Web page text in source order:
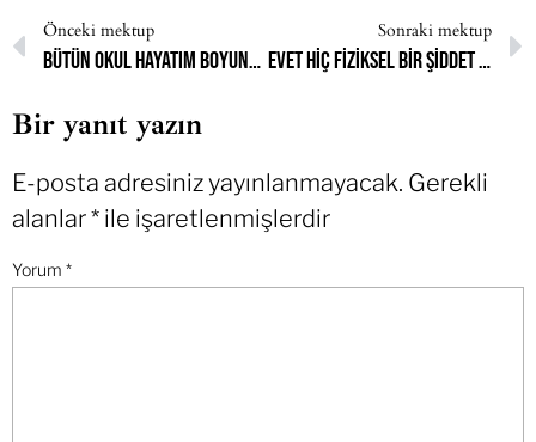
Önceki mektup
Bütün okul hayatım boyunca dışlandım ve zorbalık da gördüm
Sonraki mektup
Evet hiç fiziksel bir şiddet görmedim ama psikolojik şiddetin alasını gördüm
Bir yanıt yazın
E-posta adresiniz yayınlanmayacak. Gerekli
alanlar* ile işaretlenmişlerdir
Yorum *